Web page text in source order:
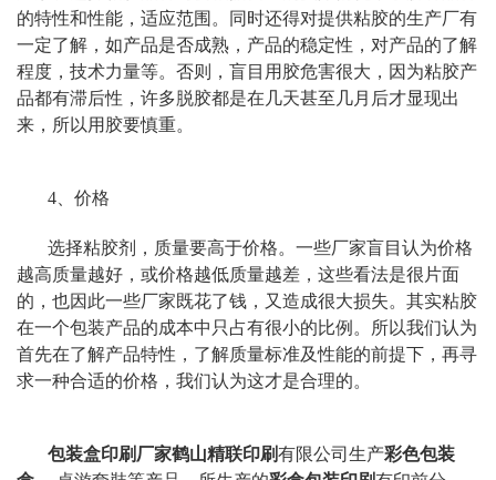
的特性和性能，适应范围。同时还得对提供粘胶的生产厂有
一定了解，如产品是否成熟，产品的稳定性，对产品的了解
程度，技术力量等。否则，盲目用胶危害很大，因为粘胶产
品都有滞后性，许多脱胶都是在几天甚至几月后才显现出
来，所以用胶要慎重。
4、价格
选择粘胶剂，质量要高于价格。一些厂家盲目认为价格
越高质量越好，或价格越低质量越差，这些看法是很片面
的，也因此一些厂家既花了钱，又造成很大损失。其实粘胶
在一个包装产品的成本中只占有很小的比例。所以我们认为
首先在了解产品特性，了解质量标准及性能的前提下，再寻
求一种合适的价格，我们认为这才是合理的。
包装盒印刷厂家鹤山精联印刷有限公司生产彩色包装